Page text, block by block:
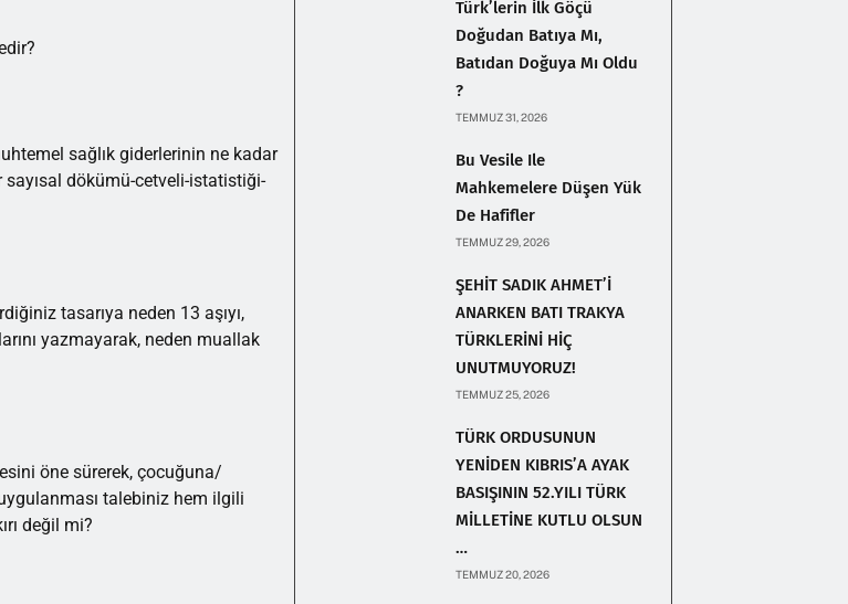
sağlık giderlerinin ne kadar
sayısal dökümü-cetveli-istatistiği-
tasarıya neden 13 aşıyı,
yazmayarak, neden muallak
öne sürerek, çocuğuna/
talebiniz hem ilgili
değil mi?
Türk’lerin İlk Göçü
Doğudan Batıya Mı,
Batıdan Doğuya Mı Oldu
?
TEMMUZ 31, 2026
Bu Vesile Ile
Mahkemelere Düşen Yük
De Hafifler
TEMMUZ 29, 2026
ŞEHİT SADIK AHMET’İ
ANARKEN BATI TRAKYA
TÜRKLERİNİ HİÇ
UNUTMUYORUZ!
TEMMUZ 25, 2026
TÜRK ORDUSUNUN
YENİDEN KIBRIS’A AYAK
BASIŞININ 52.YILI TÜRK
MİLLETİNE KUTLU OLSUN
…
TEMMUZ 20, 2026